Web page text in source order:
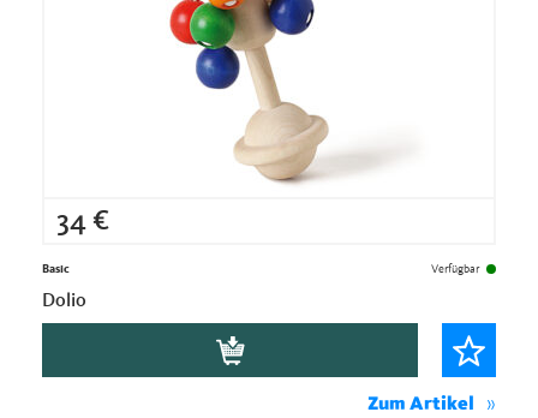
34 €
Basic Verfügbar
Dolio
Zum Artikel